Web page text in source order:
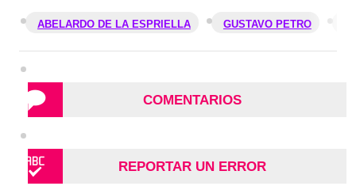
ABELARDO DE LA ESPRIELLA GUSTAVO PETRO
COMENTARIOS
REPORTAR UN ERROR